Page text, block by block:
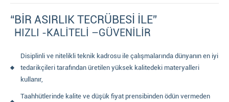
“BİR ASIRLIK TECRÜBESİ İLE”
HIZLI -KALİTELİ –GÜVENİLİR
Disiplinli ve nitelikli teknik kadrosu ile çalışmalarında dünyanın en iyi
tedarikçileri tarafından üretilen yüksek kalitedeki materyalleri
kullanır,
Taahhütlerinde kalite ve düşük fiyat prensibinden ödün vermeden